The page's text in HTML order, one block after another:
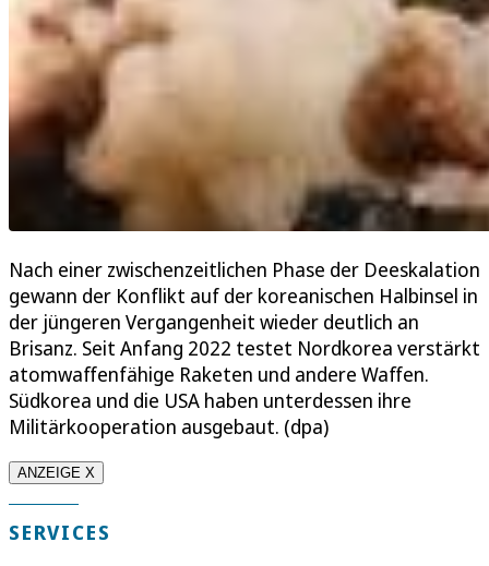
Nach einer zwischenzeitlichen Phase der Deeskalation
gewann der Konflikt auf der koreanischen Halbinsel in
der jüngeren Vergangenheit wieder deutlich an
Brisanz. Seit Anfang 2022 testet Nordkorea verstärkt
atomwaffenfähige Raketen und andere Waffen.
Südkorea und die USA haben unterdessen ihre
Militärkooperation ausgebaut. (dpa)
ANZEIGE X
SERVICES